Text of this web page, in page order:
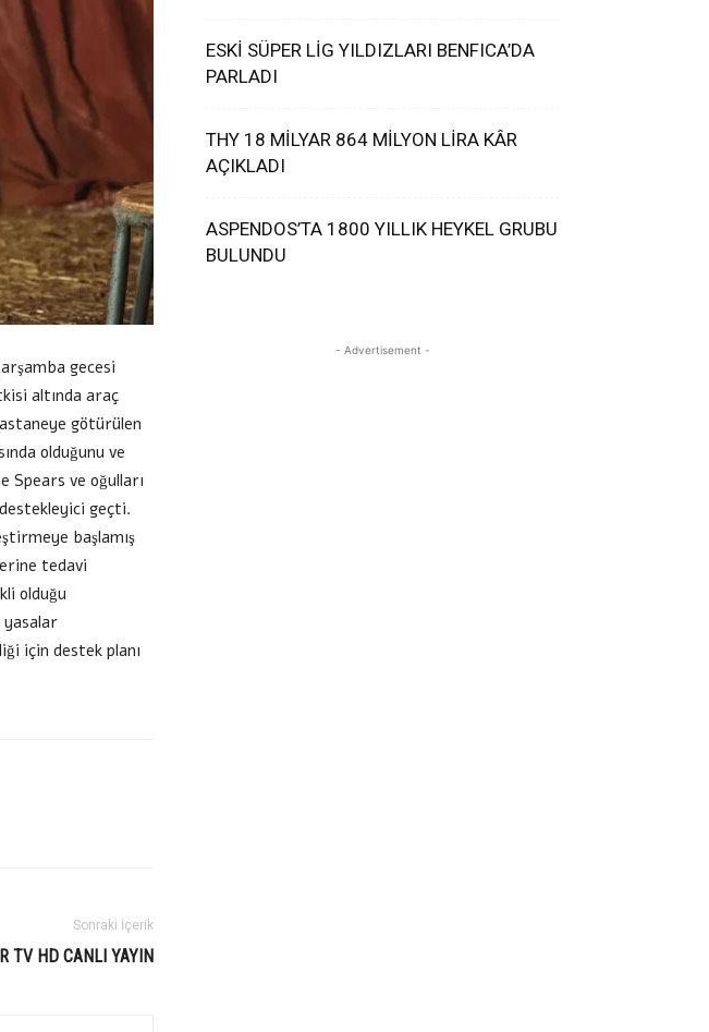
gecesi
altında araç
götürülen
olduğunu ve
Spears ve oğulları
geçti.
başlamış
tedavi
olduğu
için destek planı
Sonraki İçerik
TV HD CANLI YAYIN
ESKİ SÜPER LİG YILDIZLARI BENFICA’DA
PARLADI
THY 18 MİLYAR 864 MİLYON LİRA KÂR
AÇIKLADI
ASPENDOS’TA 1800 YILLIK HEYKEL GRUBU
BULUNDU
- Advertisement -